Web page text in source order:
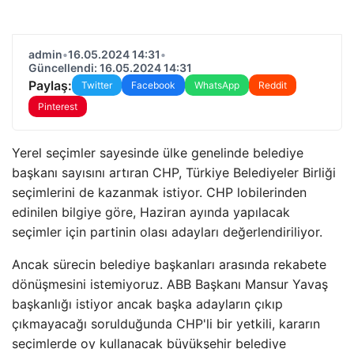
admin•16.05.2024 14:31•
Güncellendi: 16.05.2024 14:31
Paylaş: Twitter Facebook WhatsApp
Reddit
Pinterest
Yerel seçimler sayesinde ülke genelinde belediye
başkanı sayısını artıran CHP, Türkiye Belediyeler Birliği
seçimlerini de kazanmak istiyor. CHP lobilerinden
edinilen bilgiye göre, Haziran ayında yapılacak
seçimler için partinin olası adayları değerlendiriliyor.
Ancak sürecin belediye başkanları arasında rekabete
dönüşmesini istemiyoruz. ABB Başkanı Mansur Yavaş
başkanlığı istiyor ancak başka adayların çıkıp
çıkmayacağı sorulduğunda CHP'li bir yetkili, kararın
seçimlerde oy kullanacak büyükşehir belediye